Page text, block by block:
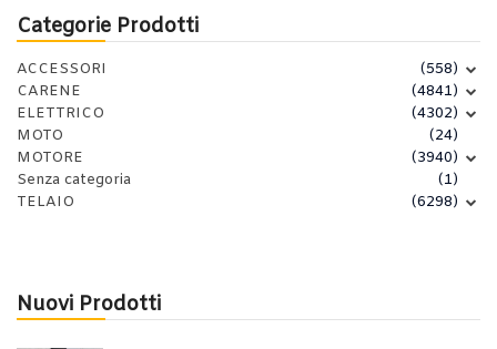
Categorie Prodotti
ACCESSORI
(558)
CARENE
(4841)
ELETTRICO
(4302)
MOTO
(24)
MOTORE
(3940)
Senza categoria
(1)
TELAIO
(6298)
Nuovi Prodotti